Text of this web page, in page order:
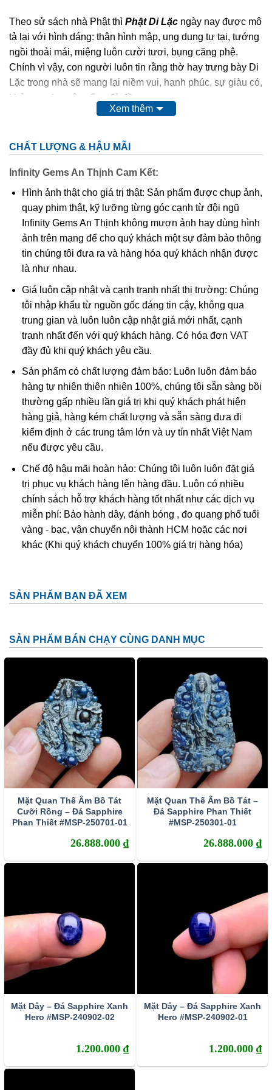
Theo sử sách nhà Phật thì Phật Di Lặc ngày nay được mô
tả lại với hình dáng: thân hình mập, ung dung tự tại, tướng
ngồi thoải mái, miệng luôn cười tươi, bụng căng phệ.
Chính vì vậy, con người luôn tin rằng thờ hay trưng bày Di
Lặc trong nhà sẽ mang lại niềm vui, hạnh phúc, sự giàu có,
khỏe mạnh, cuộc sống đủ đầy.
nghệ nhân điêu khắc nên Ngài cũng quý và sang không
kém như: các loại gỗ quý, đá quý,…
công ty, nơi công cộng thì hình ảnh Ngài cũng được điêu
khắc tinh xảo trên nền mặt dây chuyền. Điều này giúp
chúng ta có thể mang Phật bên mình mọi lúc mọi nơi để
phù hộ độ trì,…Và mặt dây chuyềnPhật Di Lặccũng được
nhiều tín đồ kể cả tín ngưỡng Phật hay không tín ngưỡng
đều ưa chuộng.
Ngày nay, Phật Di Lặc được tạo hình nhiều kiểu khác nhau
chứ không có 1 kiểu nhất định:
Phật Di Lặc nô đùa cùng bọn trẻ
Phật Di Lặc kéo túi tiền
Phật Di Lặc dưới cây tùng, vác bao bố to phía sau
Với mỗi tạo hình, Phật Di Lặc sẽ mang lại ý nghĩa riêng
Cuộc sống sung túc, con cháu đề huề, mang lại may mắn,
sức khỏe tài lộc, thịnh vượng, niềm vui, hạnh phúc, ấm no,
xua đuổi tà ma…
Sapphire là gì? Ý Nghĩa và Các Dụng
của Sapphire
Sapphire còn được con người gọi bằng một cái
tên thân mật khác là đá Lam Ngọc
. Chúng được
hình thành dưới điều kiện áp suất và nhiệt độ cao
trong lòng đất, có thành phần chính là corundum
(một dạng đặc biệt của Oxit nhôm – Al203). Khi kết
(hồng ngọc) còn các corundum màu khác thì được
gọi chung là Sapphire.
Xem thêm
CHẤT LƯỢNG & HẬU MÃI
Infinity Gems An Thịnh Cam Kết:
Hình ảnh thật cho giá trị thật: Sản phẩm được chụp ảnh,
quay phim thật, kỹ lưỡng từng góc cạnh từ đội ngũ
Infinity Gems An Thịnh không mượn ảnh hay dùng hình
ảnh trên mạng để cho quý khách một sự đảm bảo thông
tin chúng tôi đưa ra và hàng hóa quý khách nhận được
là như nhau.
Giá luôn cập nhật và cạnh tranh nhất thị trường: Chúng
tôi nhập khẩu từ nguồn gốc đáng tin cậy, không qua
trung gian và luôn luôn cập nhật giá mới nhất, cạnh
tranh nhất đến với quý khách hàng. Có hóa đơn VAT
đầy đủ khi quý khách yêu cầu.
Sản phẩm có chất lượng đảm bảo: Luôn luôn đảm bảo
hàng tự nhiên thiên nhiên 100%, chúng tôi sẵn sàng bồi
thường gấp nhiều lần giá trị khi quý khách phát hiện
hàng giả, hàng kém chất lượng và sẵn sàng đưa đi
kiểm định ở các trung tâm lớn và uy tín nhất Việt Nam
nếu được yêu cầu.
Chế độ hậu mãi hoàn hảo: Chúng tôi luôn luôn đặt giá
trị phục vụ khách hàng lên hàng đầu. Luôn có nhiều
chính sách hỗ trợ khách hàng tốt nhất như các dịch vụ
miễn phí: Bảo hành dây, đánh bóng , đo quang phổ tuổi
vàng - bạc, vận chuyển nội thành HCM hoặc các nơi
khác (Khi quý khách chuyển 100% giá trị hàng hóa)
SẢN PHẨM BẠN ĐÃ XEM
SẢN PHẨM BÁN CHẠY CÙNG DANH MỤC
Mặt Quan Thế Âm Bồ Tát
Cưỡi Rồng – Đá Sapphire
Phan Thiết #MSP-250701-01
26.888.000 ₫
Mặt Quan Thế Âm Bồ Tát –
Đá Sapphire Phan Thiết
#MSP-250301-01
26.888.000 ₫
Mặt Dây – Đá Sapphire Xanh
Hero #MSP-240902-02
1.200.000 ₫
Mặt Dây – Đá Sapphire Xanh
Hero #MSP-240902-01
1.200.000 ₫